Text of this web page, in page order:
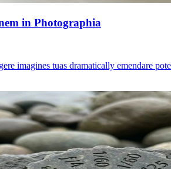
in Photographia
imagines tuas dramatically emendare